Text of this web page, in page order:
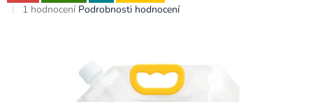
Průměrné
1 hodnocení Podrobnosti hodnocení